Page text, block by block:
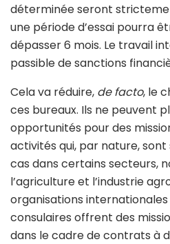
déterminée seront
une période d’essai pourra
dépasser 6 mois. Le travail
passible de sanctions
Cela va réduire, de facto, le
ces bureaux. Ils ne peuvent
opportunités pour des
activités qui, par nature, sont
cas dans certains secteurs,
l’agriculture et l’industrie
organisations
consulaires offrent des
dans le cadre de contrats à